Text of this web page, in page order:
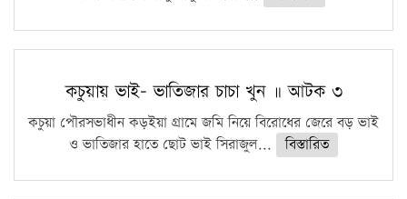
কচুয়ায় ভাই- ভাতিজার চাচা খুন ॥ আটক ৩
কচুয়া পৌরসভাধীন কড়ইয়া গ্রামে জমি নিয়ে বিরোধের জেরে বড় ভাই
ও ভাতিজার হাতে ছোট ভাই সিরাজুল...
বিস্তারিত